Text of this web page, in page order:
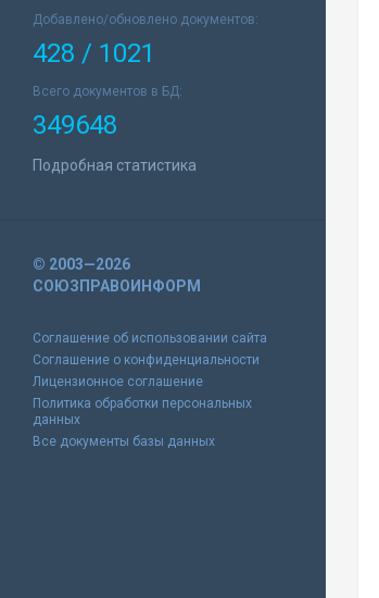
Добавлено/обновлено документов:
428 / 1021
Всего документов в БД:
349648
Подробная статистика
© 2003—2026
СОЮЗПРАВОИНФОРМ
Соглашение об использовании сайта
Соглашение о конфиденциальности
Лицензионное соглашение
Политика обработки персональных
данных
Все документы базы данных